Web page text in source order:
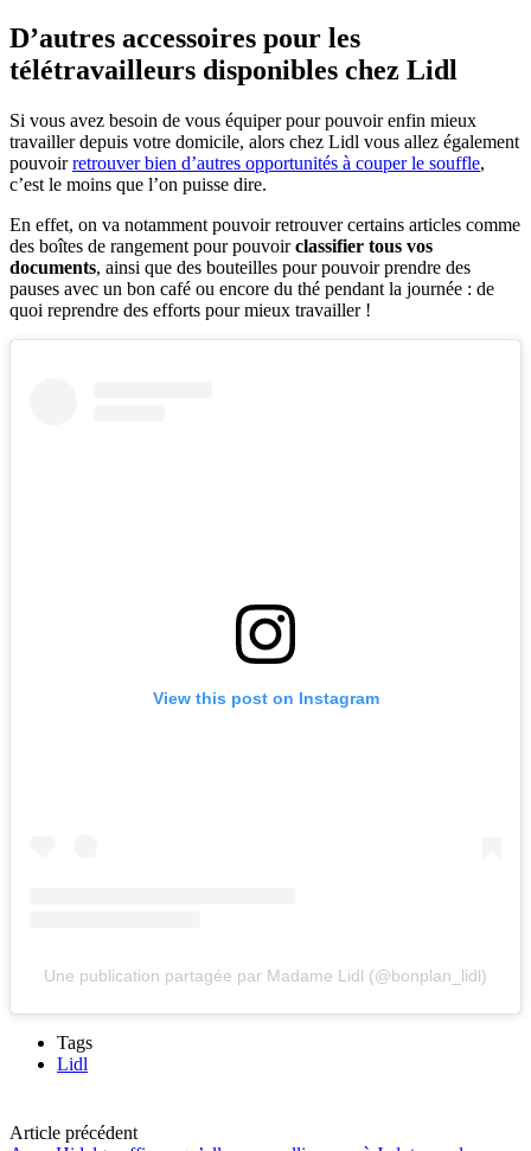
D’autres accessoires pour les
télétravailleurs disponibles chez Lidl
Si vous avez besoin de vous équiper pour pouvoir enfin mieux
travailler depuis votre domicile, alors chez Lidl vous allez également
pouvoirretrouver bien d’autres opportunités à couper le souffle,
c’est le moins que l’on puisse dire.
En effet, on va notamment pouvoir retrouver certains articles comme
des boîtes de rangement pour pouvoirclassifier tous vos
documents, ainsi que des bouteilles pour pouvoir prendre des
pauses avec un bon café ou encore du thé pendant la journée : de
quoi reprendre des efforts pour mieux travailler !
View this post on Instagram
Une publication partagée par Madame Lidl (@bonplan_lidl)
Tags
Lidl
Article précédent